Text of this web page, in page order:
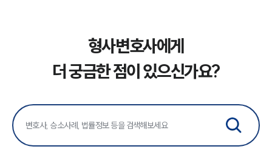
형사변호사에게
더 궁금한 점이 있으신가요?